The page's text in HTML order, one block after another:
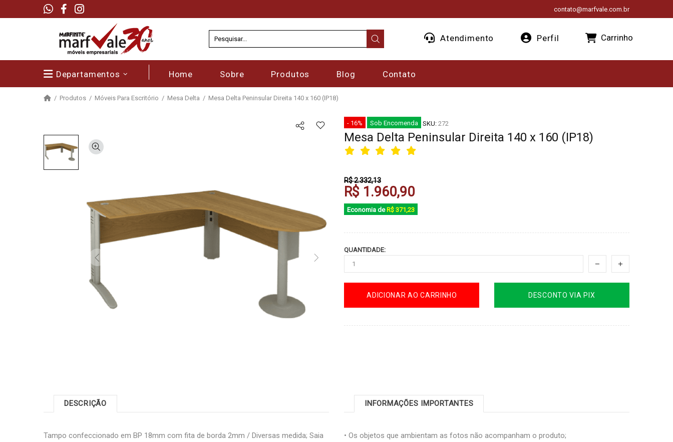
contato@marfvale.com.br
Atendimento Perfil Carrinho
Departamentos Home Sobre Produtos Blog Contato
Produtos Móveis Para Escritório Mesa Delta Mesa Delta Peninsular Direita 140 x 160 (IP18)
- 16% Sob Encomenda SKU: 272
Mesa Delta Peninsular Direita 140 x 160 (IP18)
R$ 2.332,13
R$ 1.960,90
Economia de R$ 371,23
QUANTIDADE:
ADICIONAR AO CARRINHO DESCONTO VIA PIX
DESCRIÇÃO
Tampo confeccionado em BP 18mm com fita de borda 2mm / Diversas medida; Saia
INFORMAÇÕES IMPORTANTES
• Os objetos que ambientam as fotos não acompanham o produto;